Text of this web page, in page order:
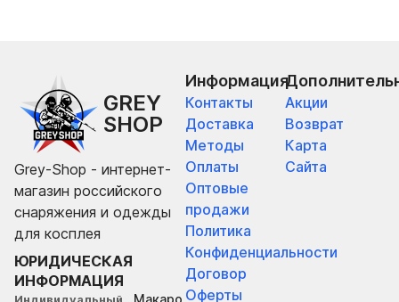
GREY
SHOP
Grey-Shop - интернет-
магазин российского
снаряжения и одежды
для косплея
ЮРИДИЧЕСКАЯ
ИНФОРМАЦИЯ
Макаро
Информация
Контакты
Доставка
Методы
Оплаты
Оптовые
продажи
Политика
Конфиденциальности
Договор
Оферты
Акции
Возврат
Карта
Сайта